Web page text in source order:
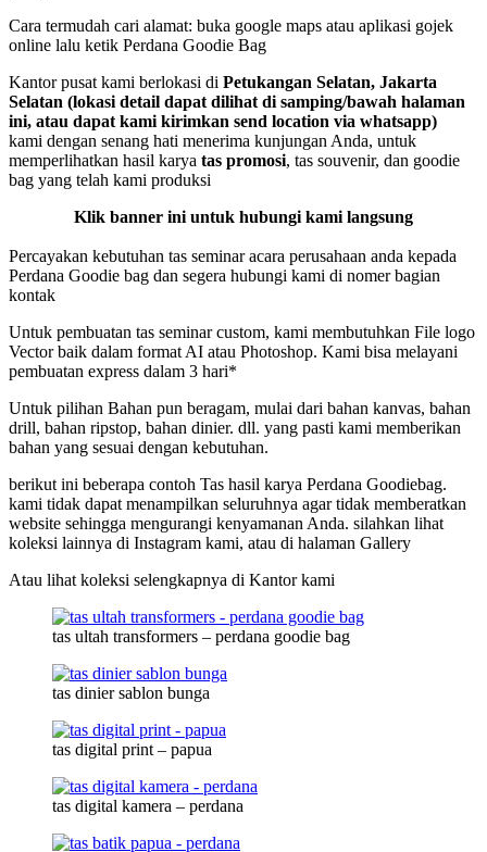
Cara termudah cari alamat: buka google maps atau aplikasi gojek
online lalu ketik Perdana Goodie Bag
Kantor pusat kami berlokasi di Petukangan Selatan, Jakarta
Selatan (lokasi detail dapat dilihat di samping/bawah halaman
ini, atau dapat kami kirimkan send location via whatsapp)
kami dengan senang hati menerima kunjungan Anda, untuk
memperlihatkan hasil karya tas promosi, tas souvenir, dan goodie
bag yang telah kami produksi
Klik banner ini untuk hubungi kami langsung
Percayakan kebutuhan tas seminar acara perusahaan anda kepada
Perdana Goodie bag dan segera hubungi kami di nomer bagian
kontak
Untuk pembuatan tas seminar custom, kami membutuhkan File logo
Vector baik dalam format AI atau Photoshop. Kami bisa melayani
pembuatan express dalam 3 hari*
Untuk pilihan Bahan pun beragam, mulai dari bahan kanvas, bahan
drill, bahan ripstop, bahan dinier. dll. yang pasti kami memberikan
bahan yang sesuai dengan kebutuhan.
berikut ini beberapa contoh Tas hasil karya Perdana Goodiebag.
kami tidak dapat menampilkan seluruhnya agar tidak memberatkan
website sehingga mengurangi kenyamanan Anda. silahkan lihat
koleksi lainnya di Instagram kami, atau di halaman Gallery
Atau lihat koleksi selengkapnya di Kantor kami
tas ultah transformers – perdana goodie bag
tas dinier sablon bunga
tas digital print – papua
tas digital kamera – perdana